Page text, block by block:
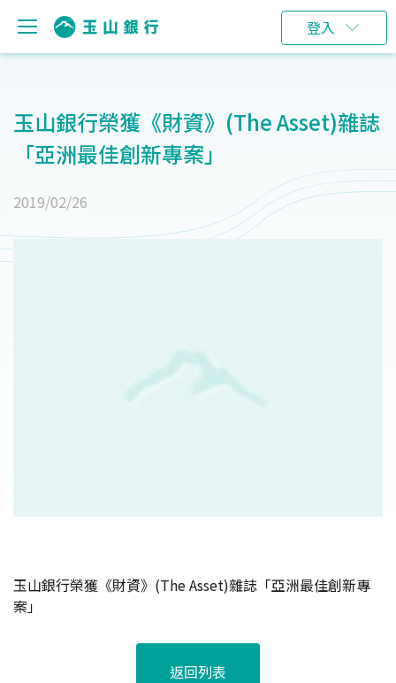
登入
玉山銀行榮獲《財資》(The Asset)雜誌
「亞洲最佳創新專案」
2019/02/26
玉山銀行榮獲《財資》(The Asset)雜誌「亞洲最佳創新專
案」
返回列表